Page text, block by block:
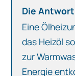
Die
Eine
das Heizöl
zur
Energie